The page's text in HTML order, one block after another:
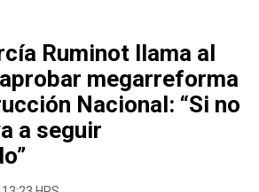
Ruminot llama al
megarreforma
Nacional: “Si no
a seguir